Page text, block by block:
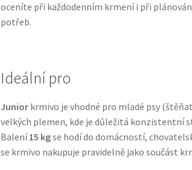
oceníte při každodenním krmení i při
potřeb.
Ideální pro
Juniorkrmivo je vhodné pro mladé psy
velkých plemen, kde je důležitá konzistentní
Balení15 kgse hodí do domácností,
se krmivo nakupuje pravidelně jako součást